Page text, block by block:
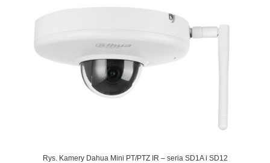
Rys. Kamery Dahua Mini PT/PTZ IR – seria SD1A i SD12